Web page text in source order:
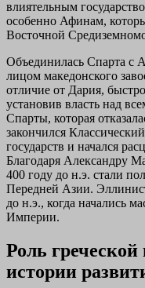
влиятельным
особенно Афинам,
Восточной
Объединилась Спарта с
лицом македонского
отличие от Дария,
установив власть над
Спарты, которая
закончился
государств и начался
Благодаря Александру
400 году до н.э. стали
Передней Азии.
до н.э., когда начались
Империи.
Роль
истории